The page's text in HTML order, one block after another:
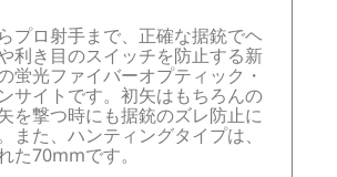
プロ射手まで、正確な据銃でヘ
利き目のスイッチを防止する新
蛍光ファイバーオプティック・
サイトです。初矢はもちろんの
を撃つ時にも据銃のズレ防止に
また、ハンティングタイプは、
た70mmです。